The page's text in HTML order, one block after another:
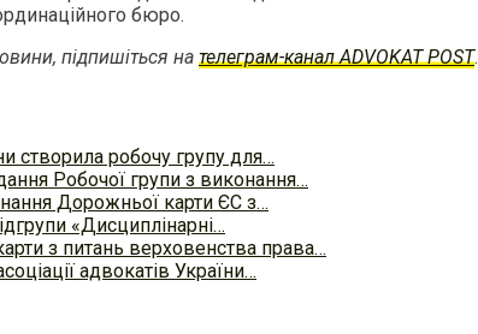
бюро.
підпишіться на телеграм-канал ADVOKAT POST.
створила робочу групу для…
Робочої групи з виконання…
Дорожньої карти ЄС з…
«Дисциплінарні…
з питань верховенства права…
адвокатів України…